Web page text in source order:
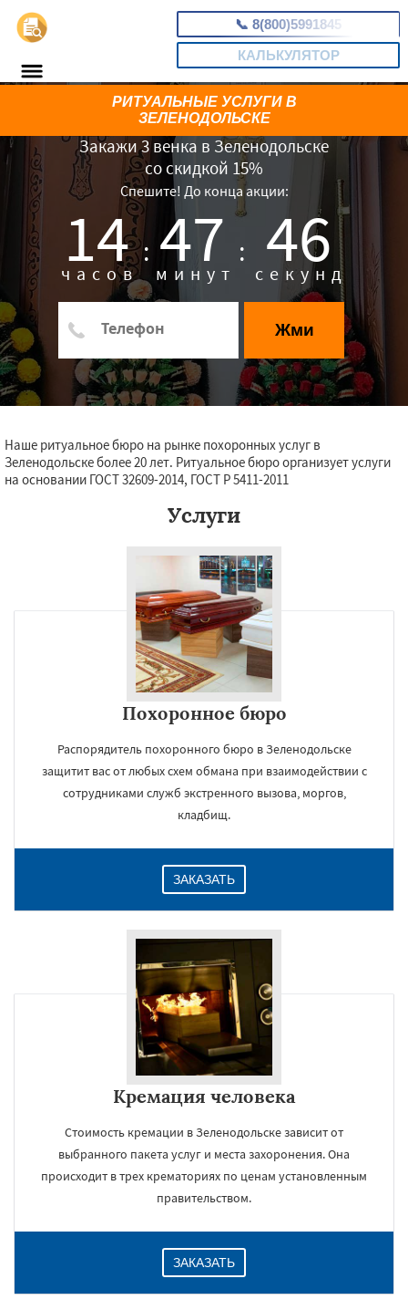
📞 8(800)5991845
КАЛЬКУЛЯТОР
Закажи 3 венка в Зеленодольске
со скидкой 15%
Спешите! До конца акции:
14 :
часов 47 :
минут 45
секунд
Жми
РИТУАЛЬНЫЕ УСЛУГИ В
ЗЕЛЕНОДОЛЬСКЕ
Наше ритуальное бюро на рынке похоронных услуг в
Зеленодольске более 20 лет. Ритуальное бюро организует услуги
на основании ГОСТ 32609-2014, ГОСТ Р 5411-2011
Услуги
Похоронное бюро
Распорядитель похоронного бюро в Зеленодольске
защитит вас от любых схем обмана при взаимодействии с
сотрудниками служб экстренного вызова, моргов,
кладбищ.
ЗАКАЗАТЬ
Кремация человека
Стоимость кремации в Зеленодольске зависит от
выбранного пакета услуг и места захоронения. Она
происходит в трех крематориях по ценам установленным
правительством.
ЗАКАЗАТЬ